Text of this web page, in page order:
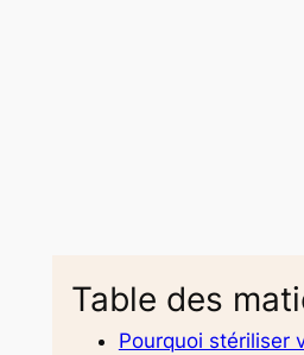
Table des
Pourquoi stériliser